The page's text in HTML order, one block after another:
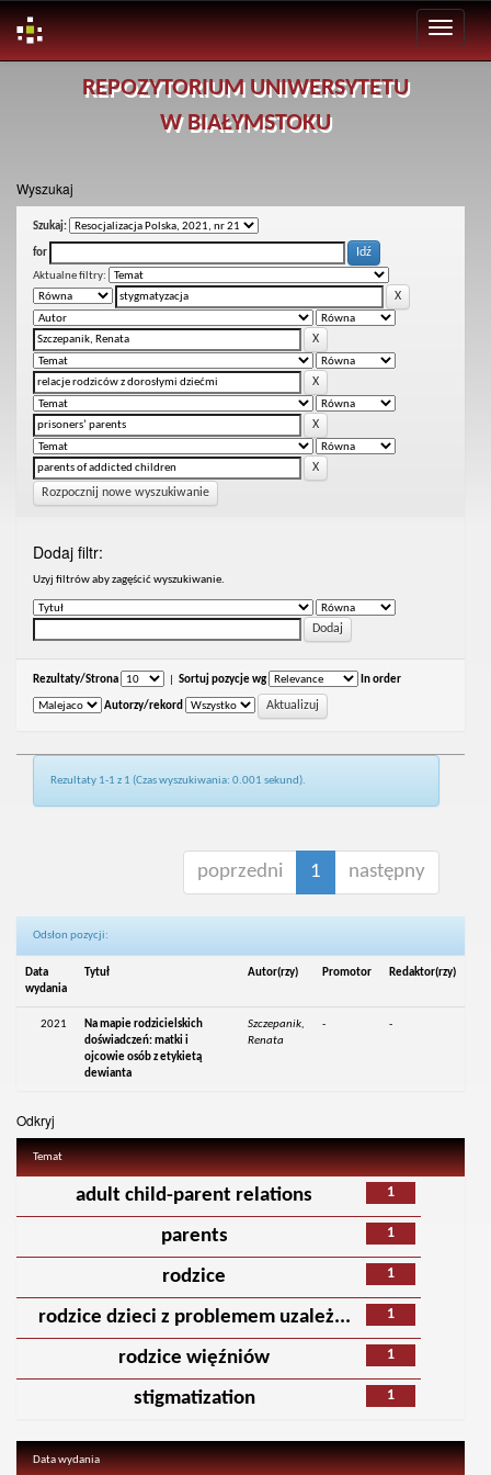
REPOZYTORIUM UNIWERSYTETU
W BIAŁYMSTOKU
Wyszukaj
Szukaj:
for
Aktualne filtry:
Rozpocznij nowe wyszukiwanie
Dodaj filtr:
Uzyj filtrów aby zagęścić wyszukiwanie.
Rezultaty/Strona Sortuj pozycje wg In order
Autorzy/rekord
Rezultaty 1-1 z 1 (Czas wyszukiwania: 0.001 sekund).
poprzedni 1 następny
Odsłon pozycji:
Data
wydania
Tytuł Autor(rzy) Promotor Redaktor(rzy)
2021
Na mapie rodzicielskich
doświadczeń: matki i
ojcowie osób z etykietą
dewianta
Szczepanik,
Renata
- -
Odkryj
Temat
1
adult child-parent relations
1
parents
1
rodzice
1
rodzice dzieci z problemem uzależ...
1
rodzice więźniów
1
stigmatization
Data wydania